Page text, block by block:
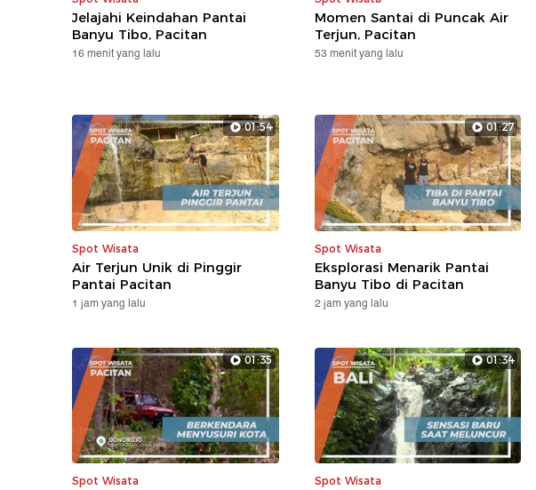
Jelajahi Keindahan Pantai
Banyu Tibo, Pacitan
16 menit yang lalu
Momen Santai di Puncak Air
Terjun, Pacitan
53 menit yang lalu
01:54
Spot Wisata
Air Terjun Unik di Pinggir
Pantai Pacitan
1 jam yang lalu
01:27
Spot Wisata
Eksplorasi Menarik Pantai
Banyu Tibo di Pacitan
2 jam yang lalu
01:35
Spot Wisata
01:34
Spot Wisata